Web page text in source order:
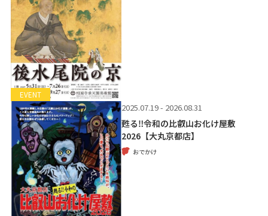
EVENT
2025.07.19 - 2026.08.31
甦る‼令和の比叡山お化け屋敷
2026【大丸京都店】
おでかけ